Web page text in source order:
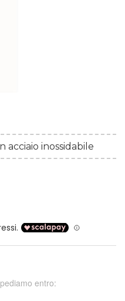
acciaio inossidabile
entro: